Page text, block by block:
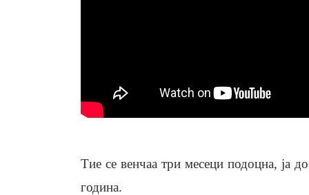
Тие се венчаа три месеци подоцна, ја
година.